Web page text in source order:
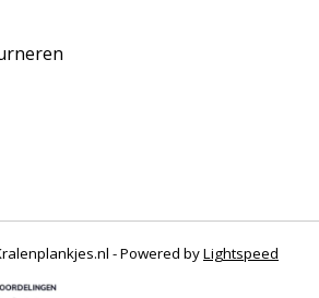
- Powered byLightspeed